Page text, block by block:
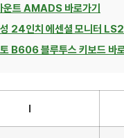
운트 AMADS 바로가기
24인치 에센셜 모니터
B606 블루투스 키보드 바
I